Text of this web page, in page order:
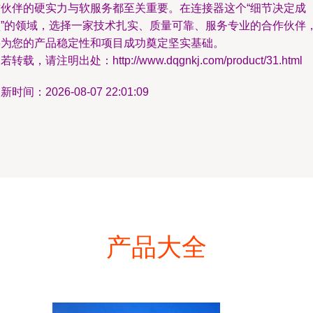
伴的硬实力与软服务都至关重要。在连接器这个“细节决定成
的领域，选择一家技术扎实、质量可靠、服务专业的合作伙伴
您的产品稳定性和项目成功奠定坚实基础。
转载，请注明出处：http://www.dqgnkj.com/product/31.html
时间：2026-08-07 22:01:09
产品大全